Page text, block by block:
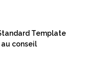
Template
conseil